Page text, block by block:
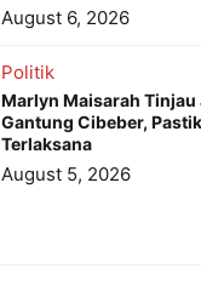
August 6, 2026
Politik
Marlyn Maisarah Tinjau
Gantung Cibeber,
Terlaksana
August 5, 2026